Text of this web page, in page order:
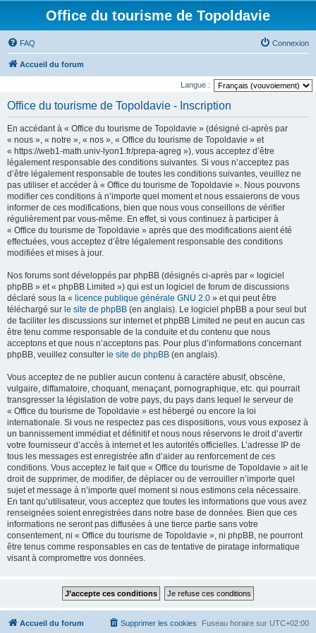
Office du tourisme de Topoldavie
FAQ Connexion
Accueil du forum
Langue :
Office du tourisme de Topoldavie - Inscription
En accédant à « Office du tourisme de Topoldavie » (désigné ci-après par
« nous », « notre », « nos », « Office du tourisme de Topoldavie » et
« https://web1-math.univ-lyon1.fr/prepa-agreg »), vous acceptez d’être
légalement responsable des conditions suivantes. Si vous n’acceptez pas
d’être légalement responsable de toutes les conditions suivantes, veuillez ne
pas utiliser et accéder à « Office du tourisme de Topoldavie ». Nous pouvons
modifier ces conditions à n’importe quel moment et nous essaierons de vous
informer de ces modifications, bien que nous vous conseillons de vérifier
régulièrement par vous-même. En effet, si vous continuez à participer à
« Office du tourisme de Topoldavie » après que des modifications aient été
effectuées, vous acceptez d’être légalement responsable des conditions
modifiées et mises à jour.
Nos forums sont développés par phpBB (désignés ci-après par « logiciel
phpBB » et « phpBB Limited ») qui est un logiciel de forum de discussions
déclaré sous la « licence publique générale GNU 2.0 » et qui peut être
téléchargé sur le site de phpBB (en anglais). Le logiciel phpBB a pour seul but
de faciliter les discussions sur internet et phpBB Limited ne peut en aucun cas
être tenu comme responsable de la conduite et du contenu que nous
acceptons et que nous n’acceptons pas. Pour plus d’informations concernant
phpBB, veuillez consulter le site de phpBB (en anglais).
Vous acceptez de ne publier aucun contenu à caractère abusif, obscène,
vulgaire, diffamatoire, choquant, menaçant, pornographique, etc. qui pourrait
transgresser la législation de votre pays, du pays dans lequel le serveur de
« Office du tourisme de Topoldavie » est hébergé ou encore la loi
internationale. Si vous ne respectez pas ces dispositions, vous vous exposez à
un bannissement immédiat et définitif et nous nous réservons le droit d’avertir
votre fournisseur d’accès à internet et les autorités officielles. L’adresse IP de
tous les messages est enregistrée afin d’aider au renforcement de ces
conditions. Vous acceptez le fait que « Office du tourisme de Topoldavie » ait le
droit de supprimer, de modifier, de déplacer ou de verrouiller n’importe quel
sujet et message à n’importe quel moment si nous estimons cela nécessaire.
En tant qu’utilisateur, vous acceptez que toutes les informations que vous avez
renseignées soient enregistrées dans notre base de données. Bien que ces
informations ne seront pas diffusées à une tierce partie sans votre
consentement, ni « Office du tourisme de Topoldavie », ni phpBB, ne pourront
être tenus comme responsables en cas de tentative de piratage informatique
visant à compromettre vos données.
Accueil du forum Fuseau horaire sur UTC+02:00
Supprimer les cookies